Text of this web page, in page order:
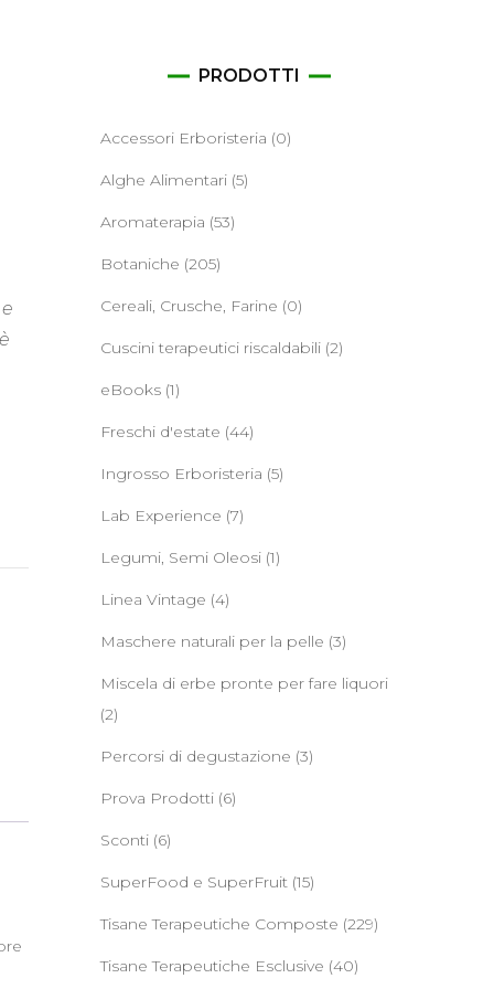
PRODOTTI
Accessori Erboristeria (0)
Alghe Alimentari (5)
Aromaterapia (53)
Botaniche (205)
Cereali, Crusche, Farine (0)
Cuscini terapeutici riscaldabili (2)
eBooks (1)
Freschi d'estate (44)
Ingrosso Erboristeria (5)
Lab Experience (7)
Legumi, Semi Oleosi (1)
Linea Vintage (4)
Maschere naturali per la pelle (3)
Miscela di erbe pronte per fare liquori
(2)
Percorsi di degustazione (3)
Prova Prodotti (6)
Sconti (6)
SuperFood e SuperFruit (15)
Tisane Terapeutiche Composte (229)
Tisane Terapeutiche Esclusive (40)